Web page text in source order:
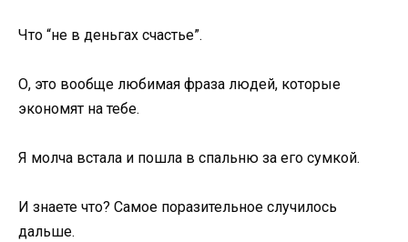
Что “не в деньгах счастье”.
О, это вообще любимая фраза людей, которые
экономят на тебе.
Я молча встала и пошла в спальню за его сумкой.
И знаете что? Самое поразительное случилось
дальше.